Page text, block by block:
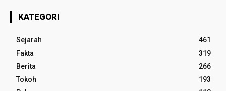
KATEGORI
Sejarah
461
Fakta
319
Berita
266
Tokoh
193